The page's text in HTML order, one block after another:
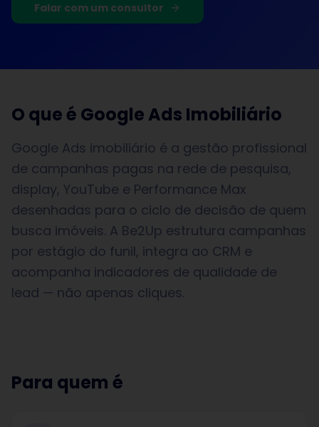
Falar com um consultor
O que é Google Ads Imobiliário
Google Ads imobiliário é a gestão profissional
de campanhas pagas na rede de pesquisa,
display, YouTube e Performance Max
desenhadas para o ciclo de decisão de quem
busca imóveis. A Be2Up estrutura campanhas
por estágio do funil, integra ao CRM e
acompanha indicadores de qualidade de
lead — não apenas cliques.
Para quem é